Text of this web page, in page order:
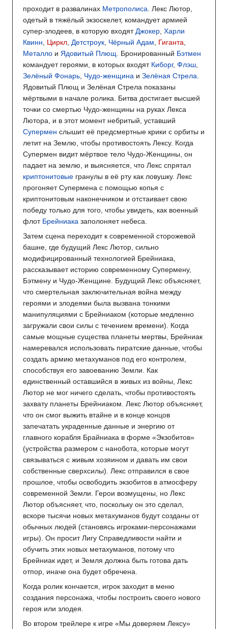
проходит в развалинах Метрополиса . Лекс Лютор,
одетый в тяжёлый экзоскелет, командует армией
супер-злодеев, в которую входят Джокер Харли
Квинн
Циркл Детстроук Чёрный Адам Гиганта
Металло и Ядовитый Плющ . Бронированный Бэтмен
командует героями, в которых входят Киборг, Флэш
Зелёный Фонарь Чудо-женщина и Зелёная Стрела
Ядовитый Плющ и Зелёная Стрела показаны
мёртвыми в начале ролика. Битва достигает высшей
точки со смертью Чудо-женщины на руках Лекса
Лютора, и в этот момент небритый, уставший
Супермен слышит её предсмертные крики с орбиты и
летит на Землю, чтобы противостоять Лексу. Когда
Супермен видит мёртвое тело Чудо-Женщины, он
падает на землю, и выясняется, что Лекс спрятал
криптонитовые гранулы в её рту как ловушку. Лекс
прогоняет Супермена с помощью копья с
криптонитовым наконечником и отстаивает свою
победу только для того, чтобы увидеть, как военный
флот Брейниака заполоняет небеса.
Затем сцена переходит к современной сторожевой
башне, где будущий Лекс Лютор, сильно
модифицированный технологией Брейниака,
рассказывает историю современному Супермену,
Бэтмену и Чудо-Женщине. Будущий Лекс объясняет,
что смертельная заключительная война между
героями и злодеями была вызвана тонкими
манипуляциями с Брейниаком (которые медленно
загружали свои силы с течением времени). Когда
самые мощные существа планеты мертвы, Брейниак
намеревался использовать пиратские данные, чтобы
создать армию метахуманов под его контролем,
способствуя его завоеванию Земли. Как
единственный оставшийся в живых из войны, Лекс
Лютор не мог ничего сделать, чтобы противостоять
захвату планеты Брейниаком. Лекс Лютор объясняет,
что он смог выжить втайне и в конце концов
запечатать украденные данные и энергию от
главного корабля Брайниака в форме «Экзобитов»
(устройства размером с нанобота, которые могут
связываться с живым хозяином и давать им свои
собственные сверхсилы). Лекс отправился в свое
прошлое, чтобы освободить экзобитов в атмосферу
современной Земли. Герои возмущены, но Лекс
Лютор объясняет, что, поскольку он это сделал,
вскоре тысячи новых метахуманов будут созданы от
обычных людей (становясь игроками-персонажами
игры). Он просит Лигу Справедливости найти и
обучить этих новых метахуманов, потому что
Брейниак идет, и Земля должна быть готова дать
отпор, иначе она будет обречена.
Когда ролик кончается, игрок заходит в меню
создания персонажа, чтобы построить своего нового
героя или злодея.
Во втором трейлере к игре «Мы доверяем Лексу»